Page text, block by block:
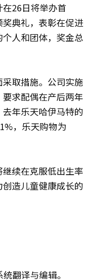
26日将举办首
典礼，表彰在促进
人和团体，奖金总
取措施。公司实施
求配偶在产后两年
年乐天哈伊马特的
，乐天购物为
续在克服低出生率
造儿童健康成长的
翻译与编辑。